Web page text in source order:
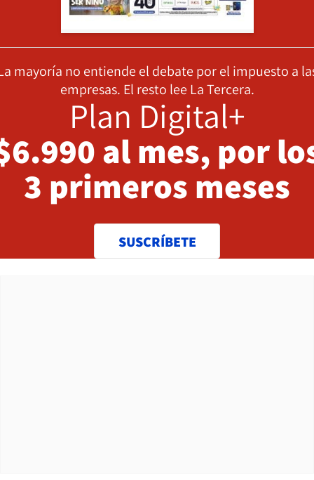
mayoría no entiende el debate por el impuesto a
empresas. El resto lee La Tercera.
Plan Digital+
al mes, por
3 primeros meses
SUSCRÍBETE